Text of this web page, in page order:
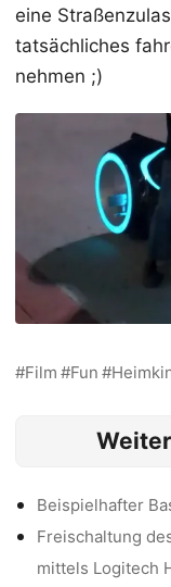
eine
tatsächliches
nehmen ;)
Film Fun
Beispielhafter
Freischaltung
mittels Logitech